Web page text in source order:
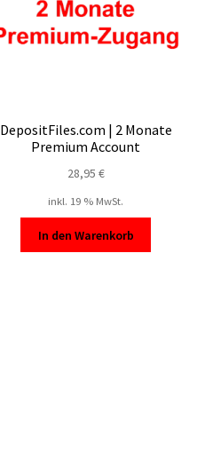
DepositFiles.com | 2 Monate
Premium Account
28,95 €
inkl. 19 % MwSt.
In den Warenkorb